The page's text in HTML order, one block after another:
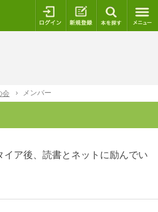
ログイン 新規登録
会 メンバー
イア後、読書とネットに励んでい